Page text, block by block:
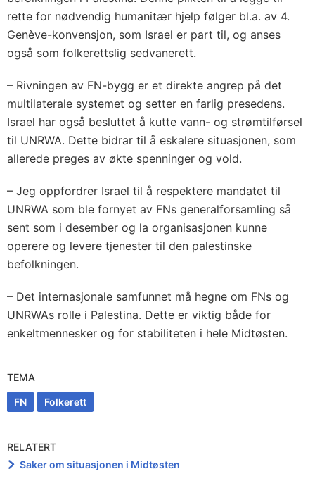
rette for nødvendig humanitær hjelp følger bl.a. av 4.
Genève-konvensjon, som Israel er part til, og anses
også som folkerettslig sedvanerett.
– Rivningen av FN-bygg er et direkte angrep på det
multilaterale systemet og setter en farlig presedens.
Israel har også besluttet å kutte vann- og strømtilførsel
til UNRWA. Dette bidrar til å eskalere situasjonen, som
allerede preges av økte spenninger og vold.
– Jeg oppfordrer Israel til å respektere mandatet til
UNRWA som ble fornyet av FNs generalforsamling så
sent som i desember og la organisasjonen kunne
operere og levere tjenester til den palestinske
befolkningen.
– Det internasjonale samfunnet må hegne om FNs og
UNRWAs rolle i Palestina. Dette er viktig både for
enkeltmennesker og for stabiliteten i hele Midtøsten.
TEMA
FN Folkerett
RELATERT
Saker om situasjonen i Midtøsten